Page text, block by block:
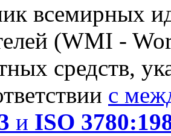
всемирных
(WMI -
средств,
с
и ISO